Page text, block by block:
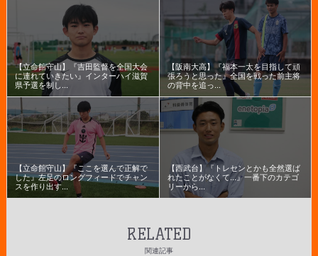
【立命館守山】『吉田監督を全国大会
に連れていきたい』インターハイ滋賀
県予選を制し...
【阪南大高】『福本一太を目指して頑
張ろうと思った』全国を戦った前主将
の背中を追っ...
【立命館守山】『ここを選んで正解で
した』左足のロングフィードでチャン
スを作り出す...
【西武台】『トレセンとかも全然選ば
れたことがなくて...』一番下のカテゴ
リーから...
RELATED
関連記事